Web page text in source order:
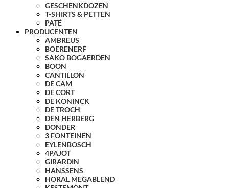
GESCHENKDOZEN
T-SHIRTS & PETTEN
PATÉ
PRODUCENTEN
AMBREUS
BOERENERF
SAKO BOGAERDEN
BOON
CANTILLON
DE CAM
DE CORT
DE KONINCK
DE TROCH
DEN HERBERG
DONDER
3 FONTEINEN
EYLENBOSCH
4PAJOT
GIRARDIN
HANSSENS
HORAL MEGABLEND